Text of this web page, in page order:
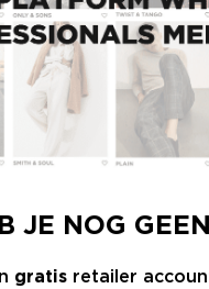
E-mailadres
Wachtwoord
JE NOG
gratisretailer